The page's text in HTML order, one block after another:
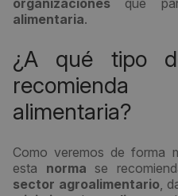
alimentaria.
¿A qué tipo
alimentaria?
Como veremos de forma
esta norma se
sector agroalimentario,